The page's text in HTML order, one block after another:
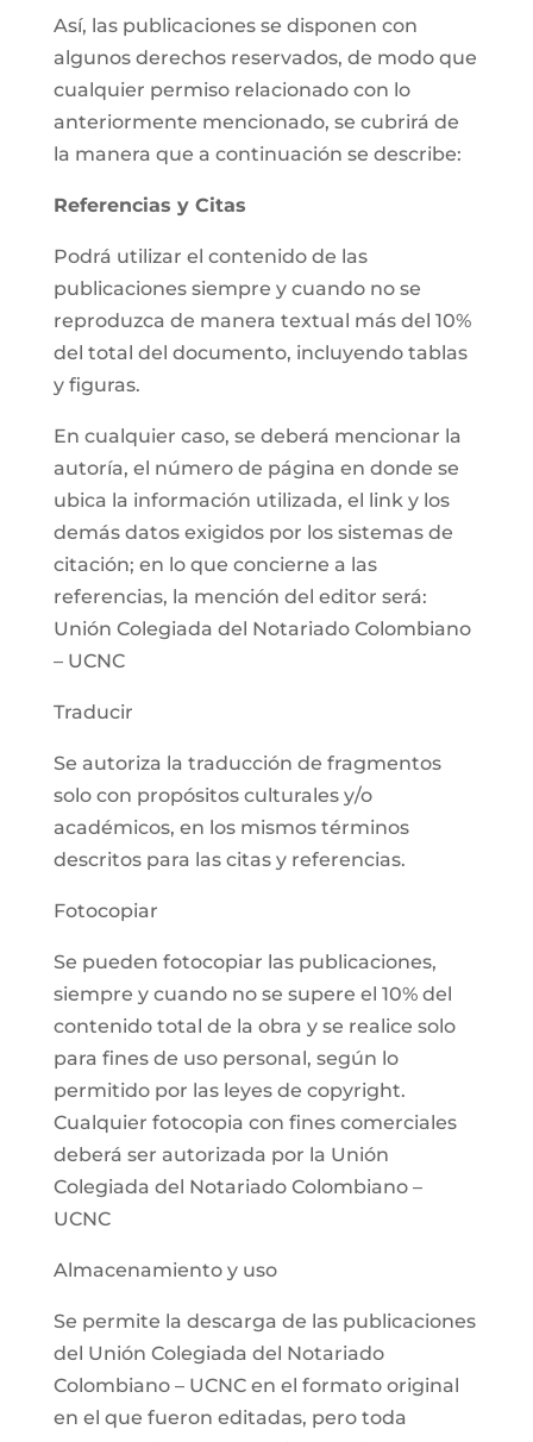
Así, las publicaciones se disponen con
algunos derechos reservados, de modo que
cualquier permiso relacionado con lo
anteriormente mencionado, se cubrirá de
la manera que a continuación se describe:
Referencias y Citas
Podrá utilizar el contenido de las
publicaciones siempre y cuando no se
reproduzca de manera textual más del 10%
del total del documento, incluyendo tablas
y figuras.
En cualquier caso, se deberá mencionar la
autoría, el número de página en donde se
ubica la información utilizada, el link y los
demás datos exigidos por los sistemas de
citación; en lo que concierne a las
referencias, la mención del editor será:
Unión Colegiada del Notariado Colombiano
– UCNC
Traducir
Se autoriza la traducción de fragmentos
solo con propósitos culturales y/o
académicos, en los mismos términos
descritos para las citas y referencias.
Fotocopiar
Se pueden fotocopiar las publicaciones,
siempre y cuando no se supere el 10% del
contenido total de la obra y se realice solo
para fines de uso personal, según lo
permitido por las leyes de copyright.
Cualquier fotocopia con fines comerciales
deberá ser autorizada por la Unión
Colegiada del Notariado Colombiano –
UCNC
Almacenamiento y uso
Se permite la descarga de las publicaciones
del Unión Colegiada del Notariado
Colombiano – UCNC en el formato original
en el que fueron editadas, pero toda